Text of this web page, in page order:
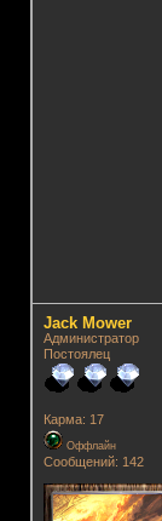
Jack Mower
Администратор
Постоялец
Карма: 17
Оффлайн
Сообщений: 142